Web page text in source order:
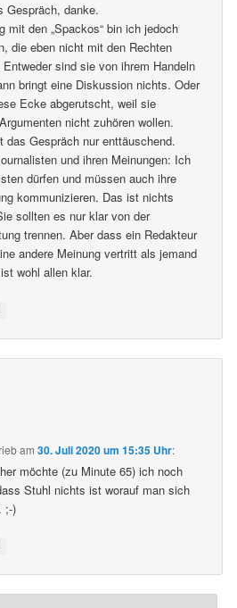
Gespräch, danke.
mit den „Spackos“ bin ich jedoch
die eben nicht mit den Rechten
Entweder sind sie von ihrem Handeln
bringt eine Diskussion nichts. Oder
Ecke abgerutscht, weil sie
nicht zuhören wollen.
das Gespräch nur enttäuschend.
und ihren Meinungen: Ich
dürfen und müssen auch ihre
kommunizieren. Das ist nichts
sollten es nur klar von der
trennen. Aber dass ein Redakteur
andere Meinung vertritt als jemand
wohl allen klar.
am30. Juli 2020 um 15:35 Uhr:
möchte (zu Minute 65) ich noch
Stuhl nichts ist worauf man sich
;-)